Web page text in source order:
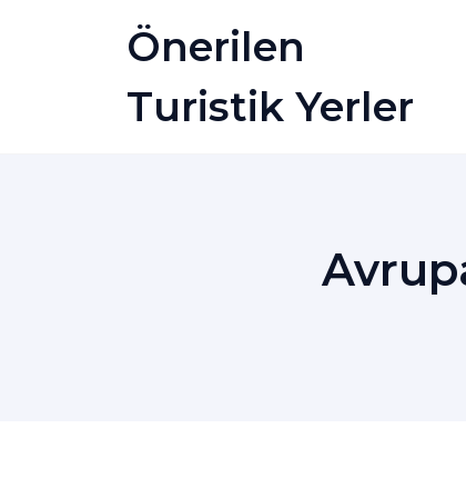
Önerilen
Turistik Yerler